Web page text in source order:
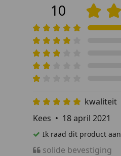
10
kwaliteit
Kees • 18 april 2021
Ik raad dit product aan
solide bevestiging